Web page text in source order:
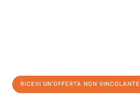
RICEVI UN'OFFERTA NON VINCOLANTE